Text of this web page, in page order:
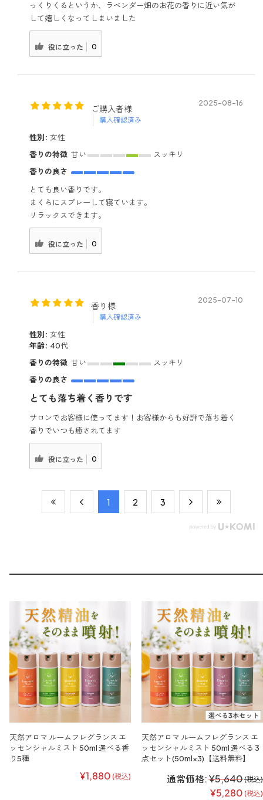
っくりくるというか、ラベンダー畑のお花の香りに近い気が
して嬉しくなってしまいました
役に立った 0
ご購入者様
購入確認済み
2025-08-16
性別: 女性
香りの特徴 甘い
スッキリ
香りの良さ
とても良い香りです。
まくらにスプレーして寝ています。
リラックスできます。
役に立った 0
香り様
購入確認済み
2025-07-10
性別: 女性
年齢: 40代
香りの特徴 甘い
スッキリ
香りの良さ
とても落ち着く香りです
サロンでお客様に使ってます！お客様からも好評で落ち着く
香りでいつも癒されてます
役に立った 0
​1 ​2 ​3
天然アロマ ルームフレグランス エ
ッセンシャルミスト 50ml 選べる香
り5種
¥1,880 (税込)
天然アロマ ルームフレグランス エ
ッセンシャルミスト 50ml 選べる 3
点セット(50ml×3)【送料無料】
通常価格:¥5,640(税込)
¥5,280 (税込)